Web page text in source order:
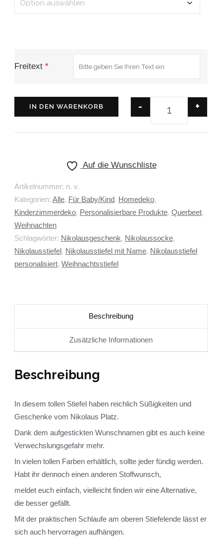
Freitext *
- +
IN DEN WARENKORB
Auf die Wunschliste
Artikelnummer: n. v.
Kategorien: Alle, Für Baby/Kind, Homedeko,
Kinderzimmerdeko, Personalisierbare Produkte, Querbeet,
Weihnachten
Schlagwörter: Nikolausgeschenk, Nikolaussocke,
Nikolausstiefel, Nikolausstiefel mit Name, Nikolausstiefel
personalisiert, Weihnachtsstiefel
Beschreibung
Zusätzliche Informationen
Beschreibung
In diesem tollen Stiefel haben reichlich Süßigkeiten und
Geschenke vom Nikolaus Platz.
Dank dem aufgestickten Wunschnamen gibt es auch keine
Verwechslungsgefahr mehr.
In vielen tollen Farben erhältlich, sollte jeder fündig werden.
Habt ihr dennoch einen anderen Stoffwunsch,
meldet euch einfach, vielleicht finden wir eine Alternative,
die besser gefällt.
Mit der praktischen Schlaufe am oberen Stiefelende lässt er
sich auch hervorragen aufhängen.